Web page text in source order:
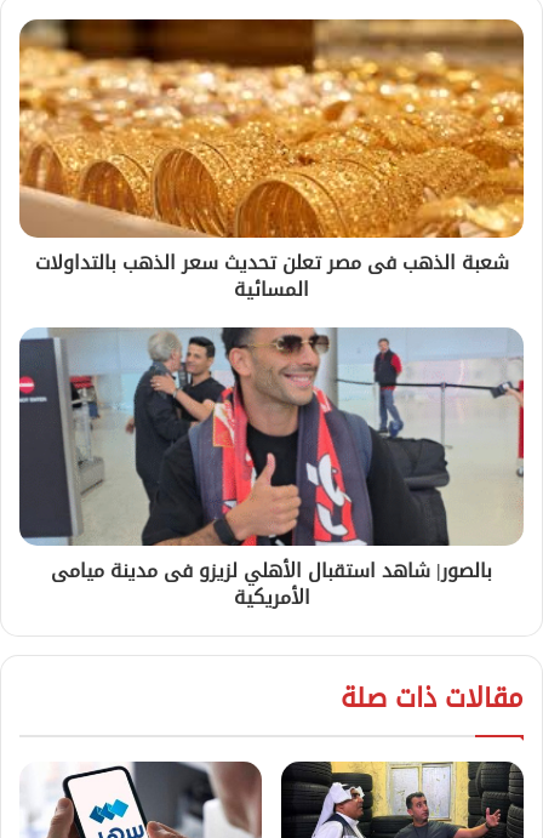
شعبة الذهب فى مصر تعلن تحديث سعر الذهب بالتداولات
المسائية
بالصور| شاهد استقبال الأهلي لزيزو فى مدينة ميامى
الأمريكية
مقالات ذات صلة